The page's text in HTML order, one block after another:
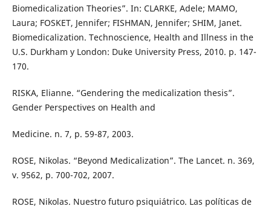
Biomedicalization Theories”. In: CLARKE, Adele; MAMO,
Laura; FOSKET, Jennifer; FISHMAN, Jennifer; SHIM, Janet.
Biomedicalization. Technoscience, Health and Illness in the
U.S. Durkham y London: Duke University Press, 2010. p. 147-
170.
RISKA, Elianne. “Gendering the medicalization thesis”.
Gender Perspectives on Health and
Medicine. n. 7, p. 59-87, 2003.
ROSE, Nikolas. “Beyond Medicalization”. The Lancet. n. 369,
v. 9562, p. 700-702, 2007.
ROSE, Nikolas. Nuestro futuro psiquiátrico. Las políticas de